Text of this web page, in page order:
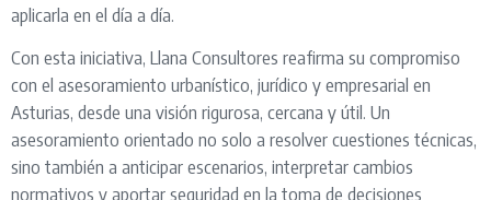
aplicarla en el día a día.
Con esta iniciativa, Llana Consultores reafirma su compromiso
con el asesoramiento urbanístico, jurídico y empresarial en
Asturias, desde una visión rigurosa, cercana y útil. Un
asesoramiento orientado no solo a resolver cuestiones técnicas,
sino también a anticipar escenarios, interpretar cambios
normativos y aportar seguridad en la toma de decisiones